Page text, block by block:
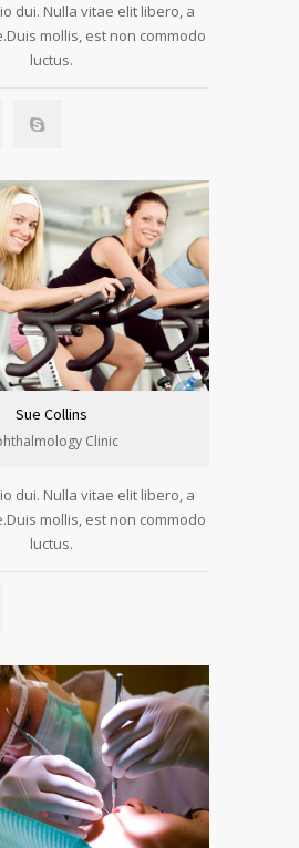
dui. Nulla vitae elit libero, a
mollis, est non commodo
luctus.
Sue Collins
Clinic
dui. Nulla vitae elit libero, a
mollis, est non commodo
luctus.